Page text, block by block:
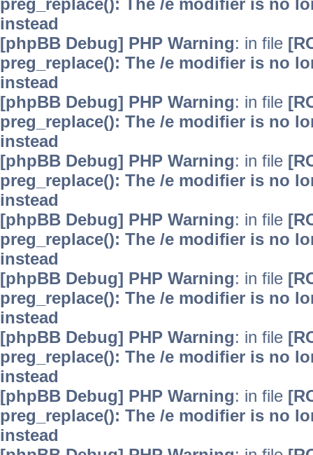
preg_replace(): The /e modifier is no
instead
[phpBB Debug] PHP Warning: in file
preg_replace(): The /e modifier is no
instead
[phpBB Debug] PHP Warning: in file
preg_replace(): The /e modifier is no
instead
[phpBB Debug] PHP Warning: in file
preg_replace(): The /e modifier is no
instead
[phpBB Debug] PHP Warning: in file
preg_replace(): The /e modifier is no
instead
[phpBB Debug] PHP Warning: in file
preg_replace(): The /e modifier is no
instead
[phpBB Debug] PHP Warning: in file
preg_replace(): The /e modifier is no
instead
[phpBB Debug] PHP Warning: in file
preg_replace(): The /e modifier is no
instead